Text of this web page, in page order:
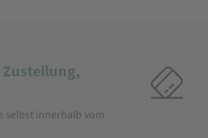
selbst innerhalb vom